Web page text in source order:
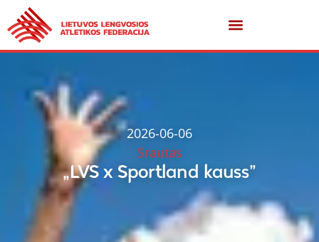
2026-06-06
Srautas
„LVS x Sportland kauss”